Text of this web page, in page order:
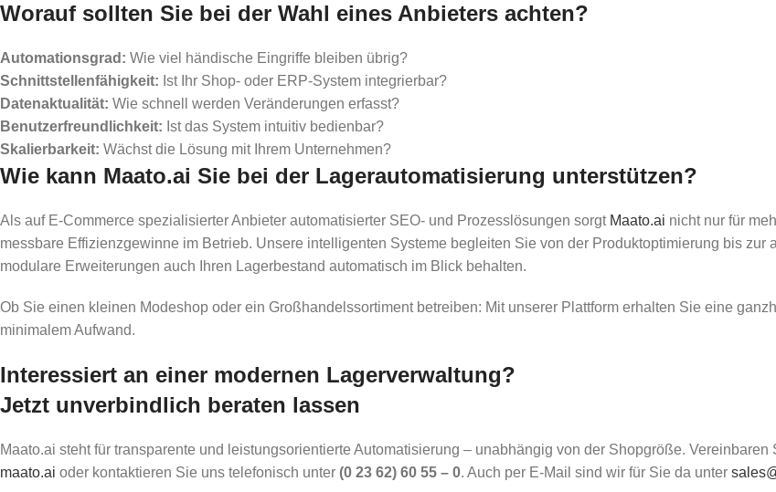
Worauf sollten Sie bei der Wahl eines Anbieters achten?
Automationsgrad: Wie viel händische Eingriffe bleiben übrig?
Schnittstellenfähigkeit: Ist Ihr Shop- oder ERP-System integrierbar?
Datenaktualität: Wie schnell werden Veränderungen erfasst?
Benutzerfreundlichkeit: Ist das System intuitiv bedienbar?
Skalierbarkeit: Wächst die Lösung mit Ihrem Unternehmen?
Wie kann Maato.ai Sie bei der Lagerautomatisierung unterstützen?
Als auf E-Commerce spezialisierter Anbieter automatisierter SEO- und Prozesslösungen sorgt Maato.ai nicht nur für
messbare Effizienzgewinne im Betrieb. Unsere intelligenten Systeme begleiten Sie von der Produktoptimierung bis zur
modulare Erweiterungen auch Ihren Lagerbestand automatisch im Blick behalten.
Ob Sie einen kleinen Modeshop oder ein Großhandelssortiment betreiben: Mit unserer Plattform erhalten Sie eine
minimalem Aufwand.
Interessiert an einer modernen Lagerverwaltung?
Jetzt unverbindlich beraten lassen
Maato.ai steht für transparente und leistungsorientierte Automatisierung – unabhängig von der Shopgröße.
maato.ai oder kontaktieren Sie uns telefonisch unter (0 23 62) 60 55 – 0. Auch per E-Mail sind wir für Sie da unter